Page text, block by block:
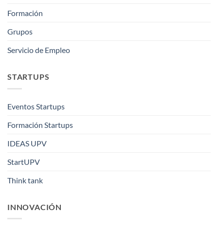
Formación
Grupos
Servicio de Empleo
STARTUPS
Eventos Startups
Formación Startups
IDEAS UPV
StartUPV
Think tank
INNOVACIÓN